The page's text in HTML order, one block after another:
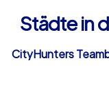
Städte in
CityHunters